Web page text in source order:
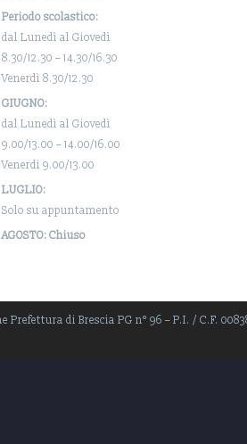
Periodo scolastico:
dal Lunedì al Giovedì
8.30/12.30 – 14.30/16.30
Venerdì 8.30/12.30
GIUGNO:
dal Lunedì al Giovedì
9.00/13.00 – 14.00/16.00
Venerdì 9.00/13.00
LUGLIO:
Solo su appuntamento
AGOSTO: Chiuso
Prefettura di Brescia PG n° 96 – P.I. / C.F.